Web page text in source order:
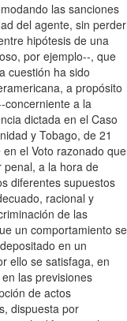
las sanciones
del agente, sin perder
hipótesis de una
por ejemplo--, que
cuestión ha sido
a propósito
concerniente a la
dictada en el Caso
y Tobago, de 21
el Voto razonado que
penal, a la hora de
diferentes supuestos
racional y
de las
un comportamiento se
en un
ello se satisfaga, en
las previsiones
de actos
dispuesta por